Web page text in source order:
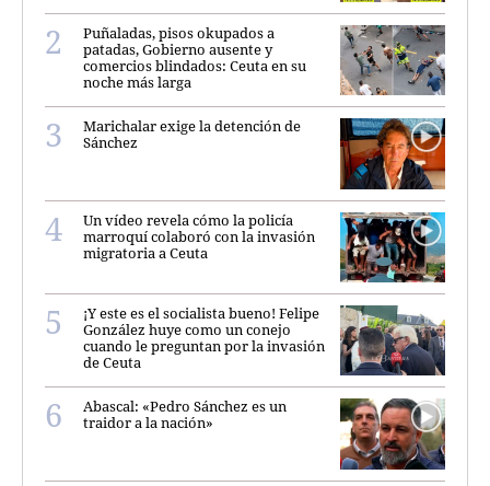
Puñaladas, pisos okupados a
patadas, Gobierno ausente y
comercios blindados: Ceuta en su
noche más larga
Marichalar exige la detención de
Sánchez
Un vídeo revela cómo la policía
marroquí colaboró con la invasión
migratoria a Ceuta
¡Y este es el socialista bueno! Felipe
González huye como un conejo
cuando le preguntan por la invasión
de Ceuta
Abascal: «Pedro Sánchez es un
traidor a la nación»